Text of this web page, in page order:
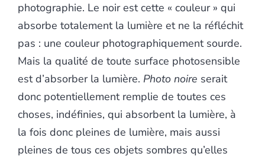
photographie. Le noir est cette « couleur » qui
absorbe totalement la lumière et ne la réfléchit
pas : une couleur photographiquement sourde.
Mais la qualité de toute surface photosensible
est d’absorber la lumière. Photo noire serait
donc potentiellement remplie de toutes ces
choses, indéfinies, qui absorbent la lumière, à
la fois donc pleines de lumière, mais aussi
pleines de tous ces objets sombres qu’elles